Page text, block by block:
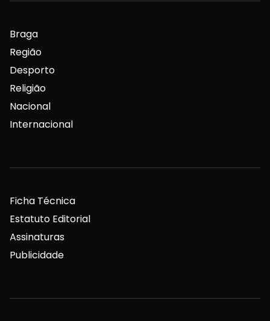
Braga
Região
Desporto
Religião
Nacional
Internacional
Ficha Técnica
Estatuto Editorial
Assinaturas
Publicidade